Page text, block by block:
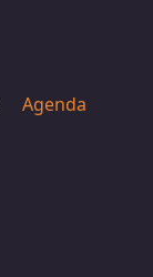
Agenda